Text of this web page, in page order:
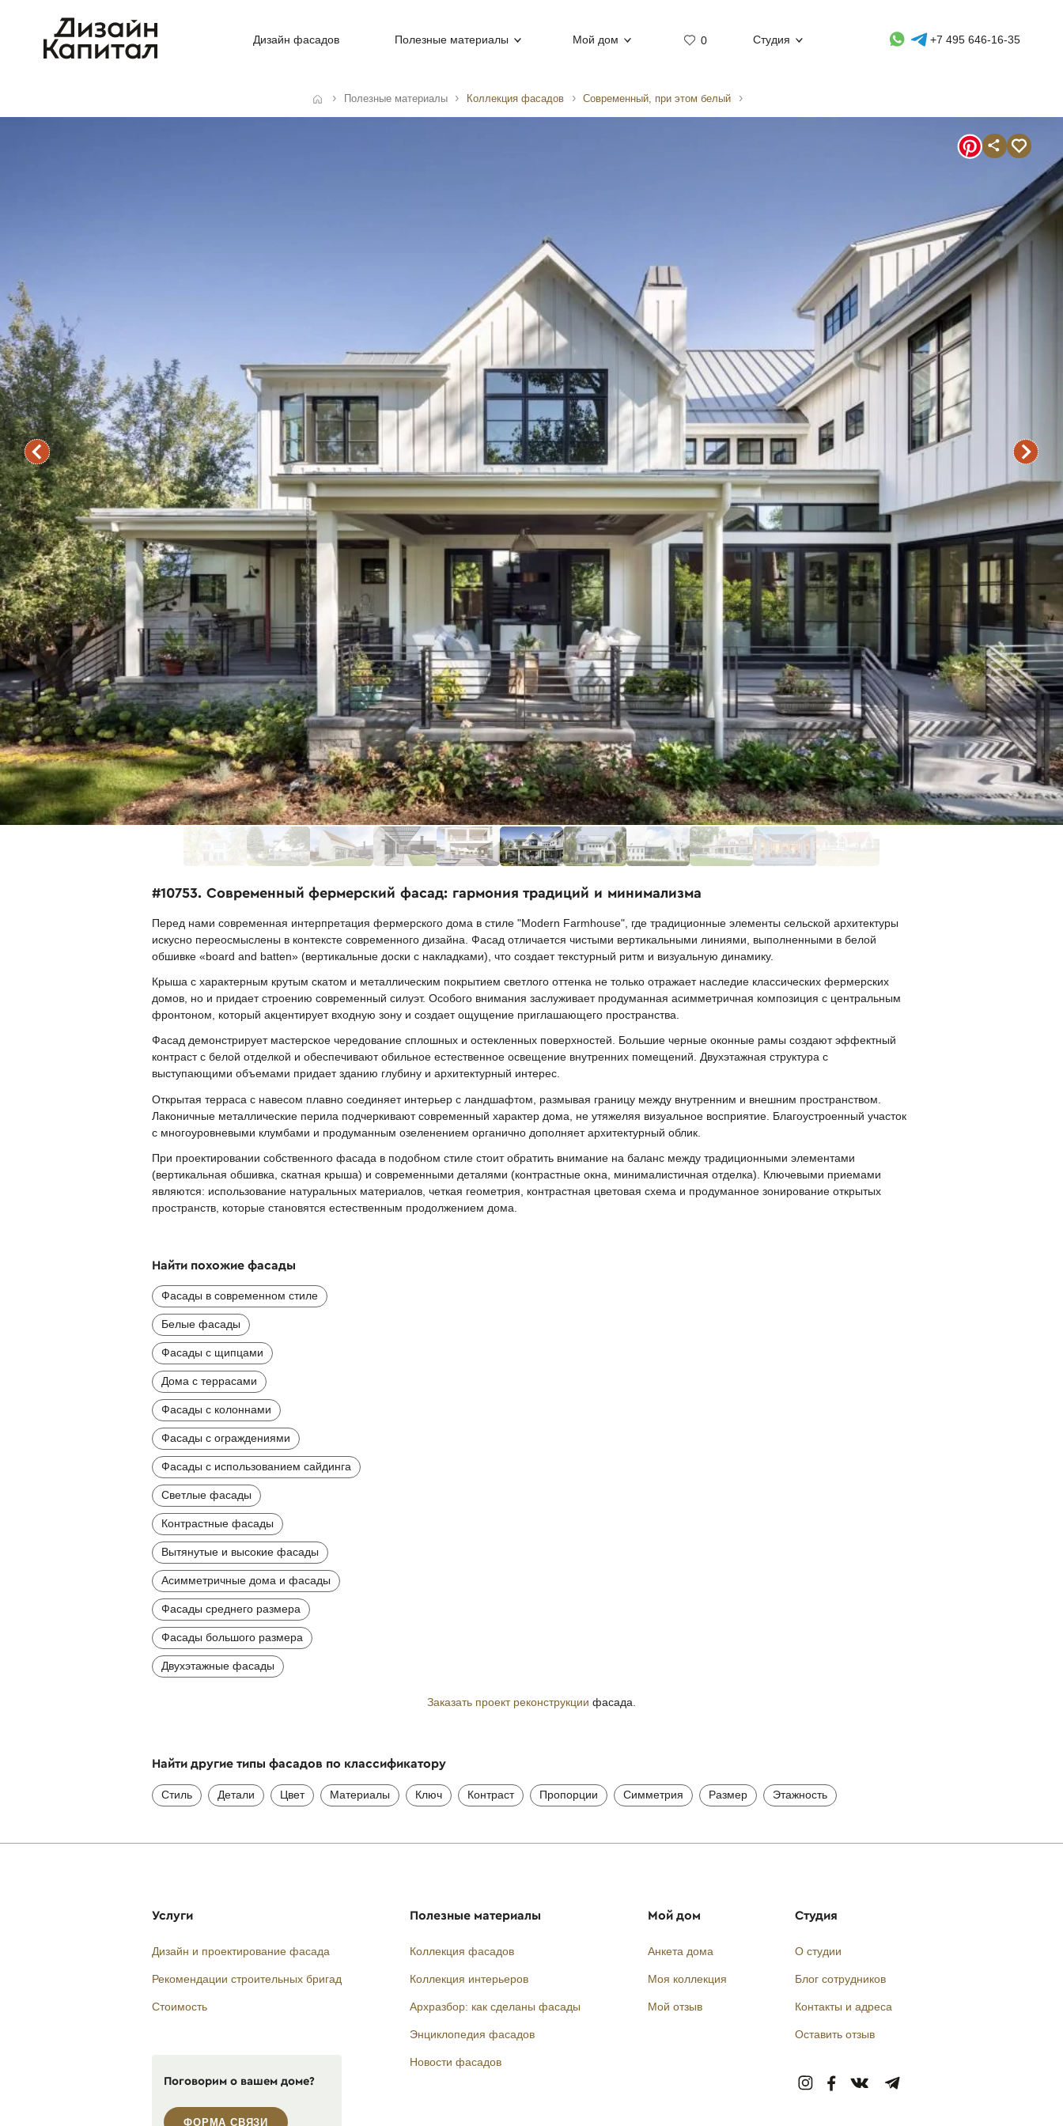
Дизайн фасадов Полезные материалы Мой дом 0 Студия Whatsapp контакт
Telegram контакт
+7 495 646-16-35
Полезные материалы Коллекция фасадов Современный, при этом белый
#10753. Современный фермерский фасад: гармония традиций и минимализма
Перед нами современная интерпретация фермерского дома в стиле "Modern Farmhouse", где традиционные элементы сельской архитектуры
искусно переосмыслены в контексте современного дизайна. Фасад отличается чистыми вертикальными линиями, выполненными в белой
обшивке «board and batten» (вертикальные доски с накладками), что создает текстурный ритм и визуальную динамику.
Крыша с характерным крутым скатом и металлическим покрытием светлого оттенка не только отражает наследие классических фермерских
домов, но и придает строению современный силуэт. Особого внимания заслуживает продуманная асимметричная композиция с центральным
фронтоном, который акцентирует входную зону и создает ощущение приглашающего пространства.
Фасад демонстрирует мастерское чередование сплошных и остекленных поверхностей. Большие черные оконные рамы создают эффектный
контраст с белой отделкой и обеспечивают обильное естественное освещение внутренних помещений. Двухэтажная структура с
выступающими объемами придает зданию глубину и архитектурный интерес.
Открытая терраса с навесом плавно соединяет интерьер с ландшафтом, размывая границу между внутренним и внешним пространством.
Лаконичные металлические перила подчеркивают современный характер дома, не утяжеляя визуальное восприятие. Благоустроенный участок
с многоуровневыми клумбами и продуманным озеленением органично дополняет архитектурный облик.
При проектировании собственного фасада в подобном стиле стоит обратить внимание на баланс между традиционными элементами
(вертикальная обшивка, скатная крыша) и современными деталями (контрастные окна, минималистичная отделка). Ключевыми приемами
являются: использование натуральных материалов, четкая геометрия, контрастная цветовая схема и продуманное зонирование открытых
пространств, которые становятся естественным продолжением дома.
Найти похожие фасады
Фасады в современном стиле
Белые фасады
Фасады с щипцами
Дома с террасами
Фасады с колоннами
Фасады с ограждениями
Фасады с использованием сайдинга
Светлые фасады
Контрастные фасады
Вытянутые и высокие фасады
Асимметричные дома и фасады
Фасады среднего размера
Фасады большого размера
Двухэтажные фасады
Заказать проект реконструкции фасада.
Найти другие типы фасадов по классификатору
Стиль Детали Цвет Материалы Ключ Контраст Пропорции Симметрия Размер Этажность
Услуги
Дизайн и проектирование фасада
Рекомендации строительных бригад
Стоимость
Поговорим о вашем доме?
ФОРМА СВЯЗИ
Полезные материалы
Коллекция фасадов
Коллекция интерьеров
Архразбор: как сделаны фасады
Энциклопедия фасадов
Новости фасадов
Мой дом
Анкета дома
Моя коллекция
Мой отзыв
Студия
О студии
Блог сотрудников
Контакты и адреса
Оставить отзыв